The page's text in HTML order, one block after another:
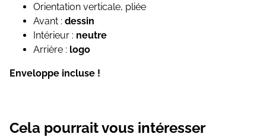
Orientation verticale, pliée
Avant : dessin
Intérieur : neutre
Arrière : logo
Enveloppe incluse !
Cela pourrait vous intéresser